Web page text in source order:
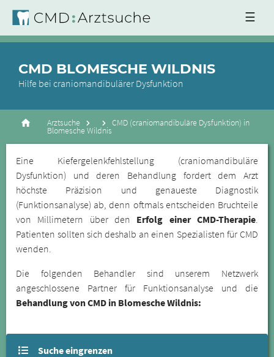
☰
CMD BLOMESCHE WILDNIS
Hilfe bei craniomandibulärer Dysfunktion
Arztsuche CMD (craniomandibuläre Dysfunktion) in
Blomesche Wildnis
Eine Kiefergelenkfehlstellung (craniomandibuläre
Dysfunktion) und deren Behandlung fordert dem Arzt
höchste Präzision und genaueste Diagnostik
(Funktionsanalyse) ab, denn oftmals entscheiden Bruchteile
von Millimetern über den Erfolg einer CMD-Therapie.
Patienten sollten sich deshalb an einen Spezialisten für CMD
wenden.
Die folgenden Behandler sind unserem Netzwerk
angeschlossene Partner für Funktionsanalyse und die
Behandlung von CMD in Blomesche Wildnis:
Suche eingrenzen